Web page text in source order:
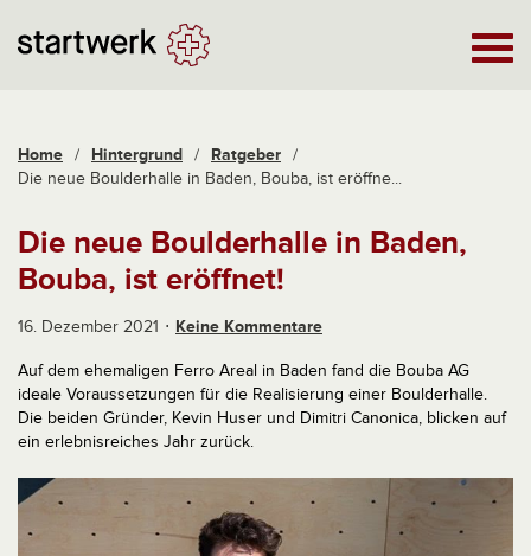
Home / Hintergrund / Ratgeber /
Die neue Boulderhalle in Baden, Bouba, ist eröffne...
Die neue Boulderhalle in Baden,
Bouba, ist eröffnet!
16. Dezember 2021 Keine Kommentare
Auf dem ehemaligen Ferro Areal in Baden fand die Bouba AG
ideale Voraussetzungen für die Realisierung einer Boulderhalle.
Die beiden Gründer, Kevin Huser und Dimitri Canonica, blicken auf
ein erlebnisreiches Jahr zurück.